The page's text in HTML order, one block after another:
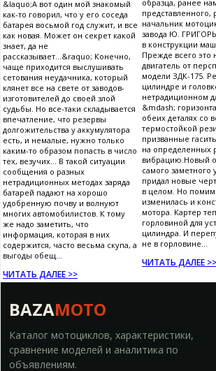
&laquo;А вот один мой знакомый
как-то говорил, что у его соседа
батарея восьмой год служит, и все
как новая. Может он секрет какой
знает, да не
рассказывает...&raquo; Конечно,
чаще приходится выслушивать
сетования неудачника, который
клянет все на свете от заводов-
изготовителей до своей злой
судьбы. Но все-таки складывается
впечатление, что резервы
долгожительства у аккумулятора
есть, и немалые, нужно только
каким-то образом попасть в число
тех, везучих... В такой ситуации
сообщения о разных
нетрадиционных методах заряда
батарей падают на хорошо
удобренную почву и волнуют
многих автомобилистов. К тому
же надо заметить, что
информация, которая в них
содержится, часто весьма скупа, а
выгоды обещ...
ЧИТАТЬ ДАЛЕЕ >>
образца, ранее
представленного,
начальник
завода Ю.
в конструкции
Прежде всего это
двигатель от
модели ЗДК-175.
цилиндре и
нетрадиционном
&mdash;
обеих деталях со
термостойкой
призванные
на определенных
вибрацию.Новый
самого заметного
придал новые
в целом. Но
изменилась и
мотора. Картер
горловиной для
цилиндра. И
не в горловине...
ЧИТАТЬ ДАЛЕЕ >>
BAZAMOTO
Каталог мотоциклов, характеристики,
сравнение моделей и аналитика по
объявлениям.